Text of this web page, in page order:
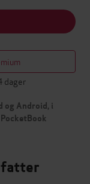
dager
og Android, i